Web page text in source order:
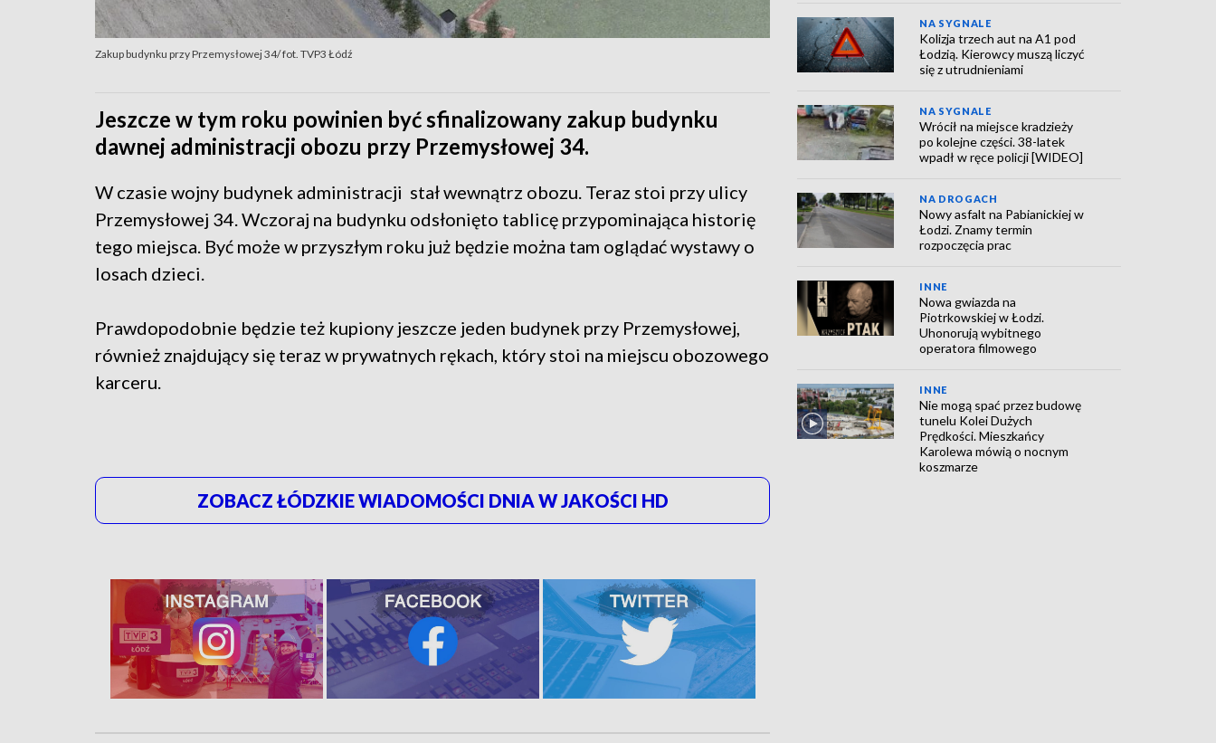
Zakup budynku przy Przemysłowej 34/ fot. TVP3 Łódź
Jeszcze w tym roku powinien być sfinalizowany zakup budynku
dawnej administracji obozu przy Przemysłowej 34.
W czasie wojny budynek administracji stał wewnątrz obozu. Teraz stoi przy ulicy
Przemysłowej 34. Wczoraj na budynku odsłonięto tablicę przypominająca historię
tego miejsca. Być może w przyszłym roku już będzie można tam oglądać wystawy o
losach dzieci.
Prawdopodobnie będzie też kupiony jeszcze jeden budynek przy Przemysłowej,
również znajdujący się teraz w prywatnych rękach, który stoi na miejscu obozowego
karceru.
ZOBACZ ŁÓDZKIE WIADOMOŚCI DNIA W JAKOŚCI HD
NA SYGNALE
Kolizja trzech aut na A1 pod
Łodzią. Kierowcy muszą liczyć
się z utrudnieniami
NA SYGNALE
Wrócił na miejsce kradzieży
po kolejne części. 38-latek
wpadł w ręce policji [WIDEO]
NA DROGACH
Nowy asfalt na Pabianickiej w
Łodzi. Znamy termin
rozpoczęcia prac
INNE
Nowa gwiazda na
Piotrkowskiej w Łodzi.
Uhonorują wybitnego
operatora filmowego
INNE
Nie mogą spać przez budowę
tunelu Kolei Dużych
Prędkości. Mieszkańcy
Karolewa mówią o nocnym
koszmarze